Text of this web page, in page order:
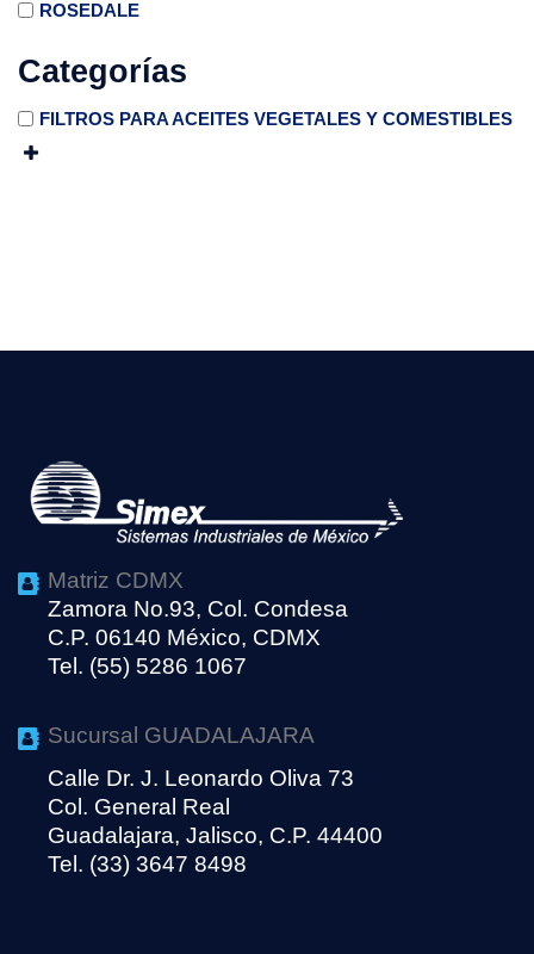
ROSEDALE
Categorías
FILTROS PARA ACEITES VEGETALES Y COMESTIBLES
Matriz CDMX
Zamora No.93, Col. Condesa
C.P. 06140 México, CDMX
Tel. (55) 5286 1067
Sucursal GUADALAJARA
Calle Dr. J. Leonardo Oliva 73
Col. General Real
Guadalajara, Jalisco, C.P. 44400
Tel. (33) 3647 8498